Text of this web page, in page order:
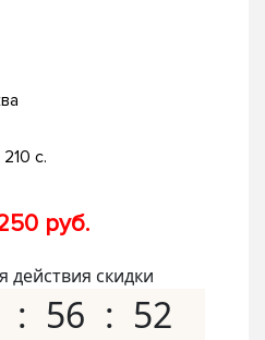
210 с.
руб.
действия скидки
56 51